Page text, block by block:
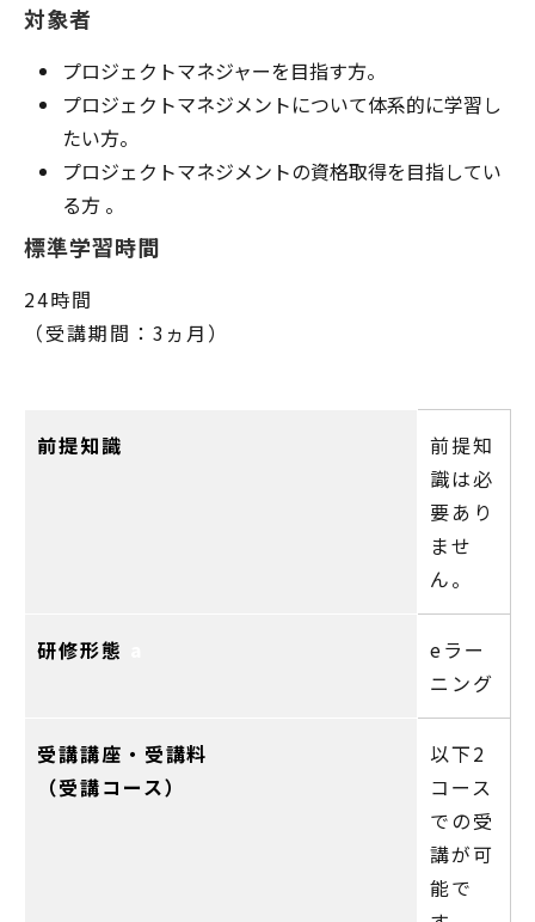
対象者
プロジェクトマネジャーを目指す方。
プロジェクトマネジメントについて体系的に学習し
たい方。
プロジェクトマネジメントの資格取得を目指してい
る方 。
標準学習時間
24時間
（受講期間：3ヵ月）
前提知識
前提知
識は必
要あり
ませ
ん。
研修形態
eラー
ニング
受講講座・受講料
（受講コース）
以下2
コース
での受
講が可
能で